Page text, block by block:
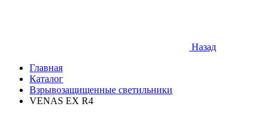
Назад
Главная
Каталог
Взрывозащищенные светильники
VENAS EX R4